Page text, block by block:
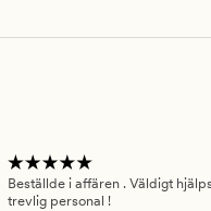
Beställde i affären . Väldigt
trevlig personal !